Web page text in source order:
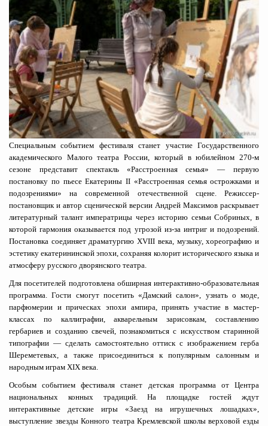
Специальным событием фестиваля станет участие Государственного
академического Малого театра России, который в юбилейном 270-м
сезоне представит спектакль «Расстроенная семья» — первую
постановку по пьесе Екатерины II «Расстроенная семья острожками и
подозрениями» на современной отечественной сцене. Режиссер-
постановщик и автор сценической версии Андрей Максимов раскрывает
литературный талант императрицы через историю семьи Собриных, в
которой гармония оказывается под угрозой из-за интриг и подозрений.
Постановка соединяет драматургию XVIII века, музыку, хореографию и
эстетику екатерининской эпохи, сохраняя колорит исторического языка и
атмосферу русского дворянского театра.
Для посетителей подготовлена обширная интерактивно-образовательная
программа. Гости смогут посетить «Дамский салон», узнать о моде,
парфюмерии и прическах эпохи ампира, принять участие в мастер-
классах по каллиграфии, акварельным зарисовкам, составлению
гербариев и созданию свечей, познакомиться с искусством старинной
типографии — сделать самостоятельно оттиск с изображением герба
Шереметевых, а также присоединиться к популярным салонным и
народным играм XIX века.
Особым событием фестиваля станет детская программа от Центра
национальных конных традиций. На площадке гостей ждут
интерактивные детские игры «Заезд на игрушечных лошадках»,
выступление звезды Конного театра Кремлевской школы верховой езды